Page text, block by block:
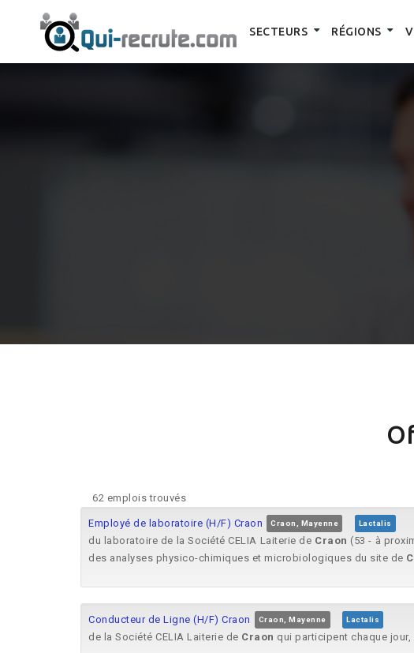
SECTEURS RÉGIONS
62 emplois trouvés
Employé de laboratoire (H/F) Craon Craon, Mayenne Lactalis
du laboratoire de la Société CELIA Laiterie de Craon (53 - à
des analyses physico-chimiques et microbiologiques du site de
Conducteur de Ligne (H/F) Craon Craon, Mayenne Lactalis
de la Société CELIA Laiterie de Craon qui participent chaque